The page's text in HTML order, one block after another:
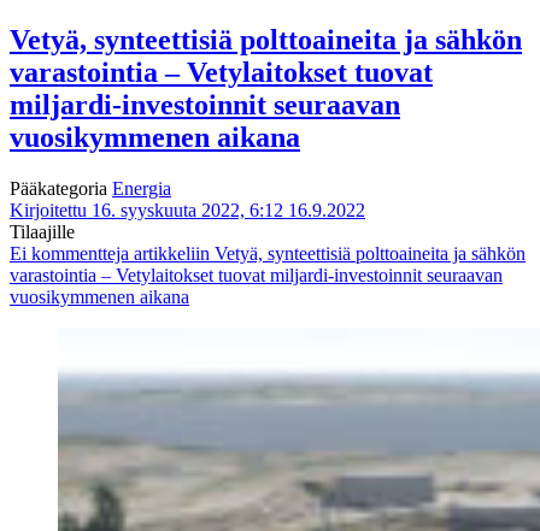
Vetyä, synteettisiä polttoaineita ja sähkön
varastointia – Vetylaitokset tuovat
miljardi-investoinnit seuraavan
vuosikymmenen aikana
Pääkategoria Energia
Kirjoitettu 16. syyskuuta 2022, 6:12 16.9.2022
Tilaajille
Ei kommentteja artikkeliin Vetyä, synteettisiä polttoaineita ja sähkön
varastointia – Vetylaitokset tuovat miljardi-investoinnit seuraavan
vuosikymmenen aikana